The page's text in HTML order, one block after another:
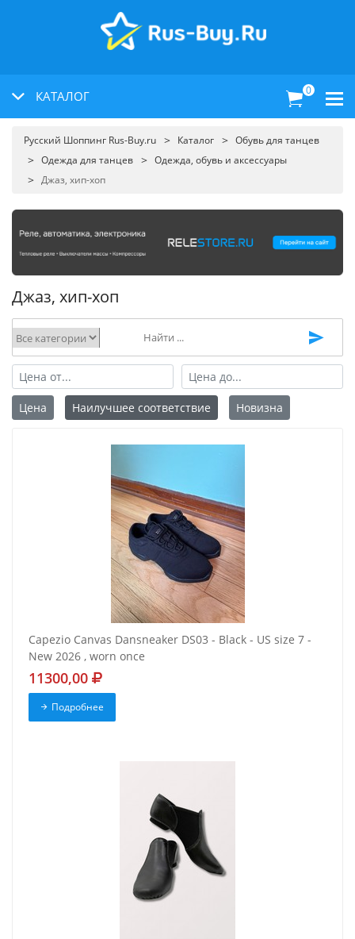
КАТАЛОГ 0
Русский Шоппинг Rus-Buy.ru Каталог
Обувь для танцев
Одежда для танцев
Одежда, обувь и аксессуары
Джаз, хип-хоп
Джаз, хип-хоп
Цена Наилучшее соответствие Новизна
Capezio Canvas Dansneaker DS03 - Black - US size 7 -
New 2026 , worn once
11300,00
Подробнее